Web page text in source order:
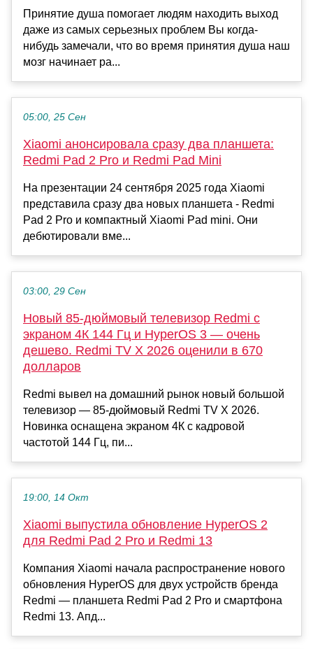
Принятие душа помогает людям находить выход
даже из самых серьезных проблем Вы когда-
нибудь замечали, что во время принятия душа наш
мозг начинает ра...
05:00, 25 Сен
Xiaomi анонсировала сразу два планшета:
Redmi Pad 2 Pro и Redmi Pad Mini
На презентации 24 сентября 2025 года Xiaomi
представила сразу два новых планшета - Redmi
Pad 2 Pro и компактный Xiaomi Pad mini. Они
дебютировали вме...
03:00, 29 Сен
Новый 85-дюймовый телевизор Redmi с
экраном 4К 144 Гц и HyperOS 3 — очень
дешево. Redmi TV X 2026 оценили в 670
долларов
Redmi вывел на домашний рынок новый большой
телевизор — 85-дюймовый Redmi TV X 2026.
Новинка оснащена экраном 4К с кадровой
частотой 144 Гц, пи...
19:00, 14 Окт
Xiaomi выпустила обновление HyperOS 2
для Redmi Pad 2 Pro и Redmi 13
Компания Xiaomi начала распространение нового
обновления HyperOS для двух устройств бренда
Redmi — планшета Redmi Pad 2 Pro и смартфона
Redmi 13. Апд...